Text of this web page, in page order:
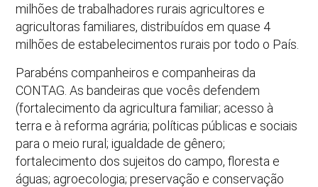
milhões de trabalhadores rurais agricultores e
agricultoras familiares, distribuídos em quase 4
milhões de estabelecimentos rurais por todo o País.
Parabéns companheiros e companheiras da
CONTAG. As bandeiras que vocês defendem
(fortalecimento da agricultura familiar; acesso à
terra e à reforma agrária; políticas públicas e sociais
para o meio rural; igualdade de gênero;
fortalecimento dos sujeitos do campo, floresta e
águas; agroecologia; preservação e conservação